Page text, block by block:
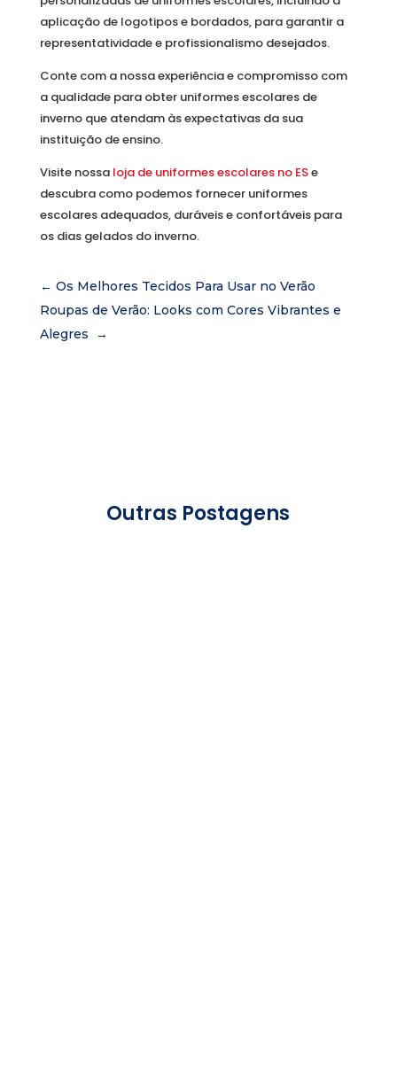
aplicação de logotipos e bordados, para garantir a
representatividade e profissionalismo desejados.
Conte com a nossa experiência e compromisso com
a qualidade para obter uniformes escolares de
inverno que atendam às expectativas da sua
instituição de ensino.
Visite nossa loja de uniformes escolares no ESe
descubra como podemos fornecer uniformes
escolares adequados, duráveis e confortáveis para
os dias gelados do inverno.
← Os Melhores Tecidos Para Usar no Verão
Roupas de Verão: Looks com Cores Vibrantes e
Alegres
→
Outras Postagens